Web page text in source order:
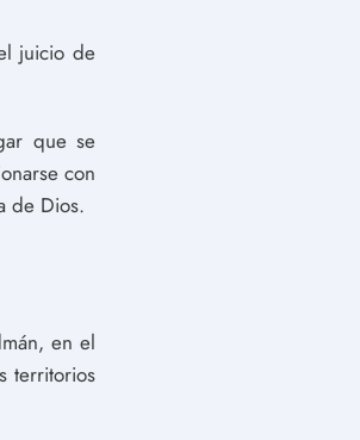
juicio de
que se
con
de Dios.
en el
territorios